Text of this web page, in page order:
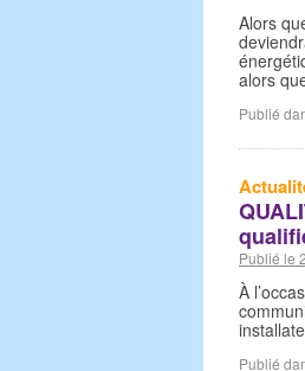
Alors
alors
Publié
Publié le
À
Publié